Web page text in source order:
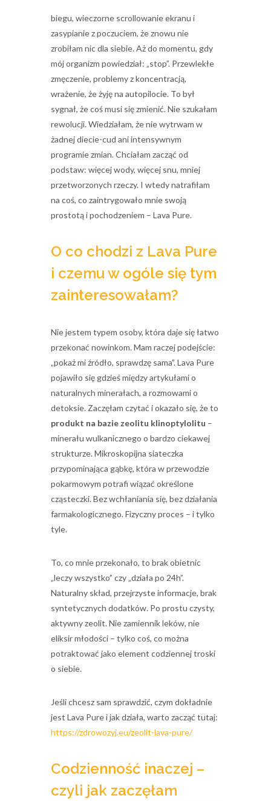
biegu, wieczorne scrollowanie ekranu i
zasypianie z poczuciem, że znowu nie
zrobiłam nic dla siebie. Aż do momentu, gdy
mój organizm powiedział: „stop”. Przewlekłe
zmęczenie, problemy z koncentracją,
wrażenie, że żyję na autopilocie. To był
sygnał, że coś musi się zmienić. Nie szukałam
rewolucji. Wiedziałam, że nie wytrwam w
żadnej diecie-cud ani intensywnym
programie zmian. Chciałam zacząć od
podstaw: więcej wody, więcej snu, mniej
przetworzonych rzeczy. I wtedy natrafiłam
na coś, co zaintrygowało mnie swoją
prostotą i pochodzeniem – Lava Pure.
O co chodzi z Lava Pure
i czemu w ogóle się tym
zainteresowałam?
Nie jestem typem osoby, która daje się łatwo
przekonać nowinkom. Mam raczej podejście:
„pokaż mi źródło, sprawdzę sama”. Lava Pure
pojawiło się gdzieś między artykułami o
naturalnych minerałach, a rozmowami o
detoksie. Zaczęłam czytać i okazało się, że to
produkt na bazie zeolitu klinoptylolitu –
minerału wulkanicznego o bardzo ciekawej
strukturze. Mikroskopijna siateczka
przypominająca gąbkę, która w przewodzie
pokarmowym potrafi wiązać określone
cząsteczki. Bez wchłaniania się, bez działania
farmakologicznego. Fizyczny proces – i tylko
tyle.
To, co mnie przekonało, to brak obietnic
„leczy wszystko” czy „działa po 24h”.
Naturalny skład, przejrzyste informacje, brak
syntetycznych dodatków. Po prostu czysty,
aktywny zeolit. Nie zamiennik leków, nie
eliksir młodości – tylko coś, co można
potraktować jako element codziennej troski
o siebie.
Jeśli chcesz sam sprawdzić, czym dokładnie
jest Lava Pure i jak działa, warto zacząć tutaj:
https://zdrowozyj.eu/zeolit-lava-pure/
Codzienność inaczej –
czyli jak zaczęłam